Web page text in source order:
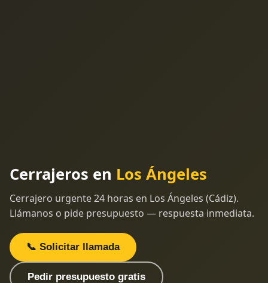
Cerrajeros en Los Ángeles
Cerrajero urgente 24 horas en Los Ángeles (Cádiz).
Llámanos o pide presupuesto — respuesta inmediata.
📞 Solicitar llamada
Pedir presupuesto gratis